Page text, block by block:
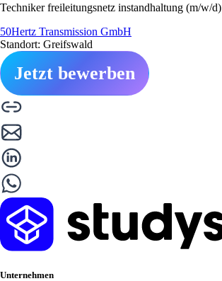
Techniker freileitungsnetz instandhaltung (m/w/d)
50Hertz Transmission GmbH
Standort: Greifswald
Jetzt bewerben
Unternehmen